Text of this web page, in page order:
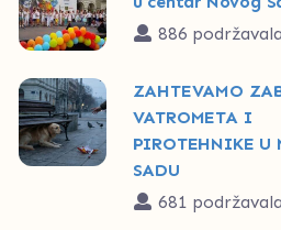
886
ZAHTEVAMO
VATROMETA I
PIROTEHNIKE U
SADU
681